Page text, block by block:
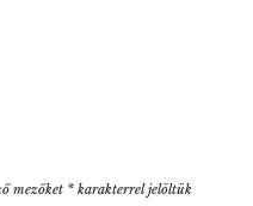
mezőket * karakterrel jelöltük